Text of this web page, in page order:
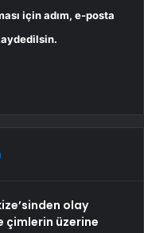
için adım, e-posta
olay
çimlerin üzerine